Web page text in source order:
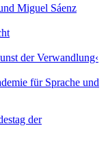
Miguel Sáenz
der Verwandlung‹
für Sprache und
der